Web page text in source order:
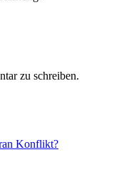
zu schreiben.
Konflikt?